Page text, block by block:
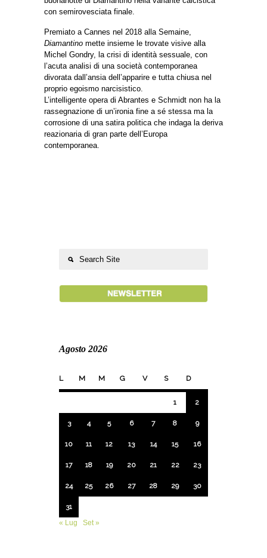
con semirovesciata finale.
Premiato a Cannes nel 2018 alla Semaine,
Diamantino mette insieme le trovate visive alla
Michel Gondry, la crisi di identità sessuale, con
l’acuta analisi di una società contemporanea
divorata dall’ansia dell’apparire e tutta chiusa nel
proprio egoismo narcisistico.
L’intelligente opera di Abrantes e Schmidt non ha la
rassegnazione di un’ironia fine a sé stessa ma la
corrosione di una satira politica che indaga la deriva
reazionaria di gran parte dell’Europa
contemporanea.
Agosto 2026
L M M G V S D
1 2
3 4 5 6 7 8 9
10 11 12 13 14 15 16
17 18 19 20 21 22 23
24 25 26 27 28 29 30
31
« Lug
Set »